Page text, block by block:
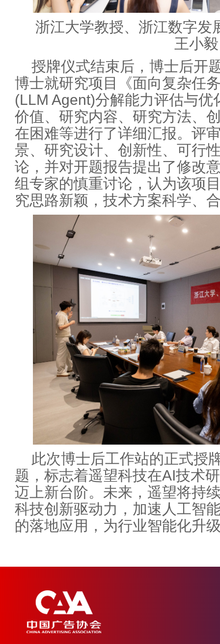
浙江大学教授、浙江数字发
王小毅
授牌仪式结束后，博士后开
博士就研究项目《面向复杂任
(LLM Agent)分解能力评估与
价值、研究内容、研究方法、
在困难等进行了详细汇报。评
景、研究设计、创新性、可行
论，并对开题报告提出了修改
组专家的慎重讨论，认为该项
究思路新颖，技术方案科学、
此次博士后工作站的正式授
题，标志着遥望科技在AI技术
迈上新台阶。未来，遥望将持
科技创新驱动力，加速人工智
的落地应用，为行业智能化升